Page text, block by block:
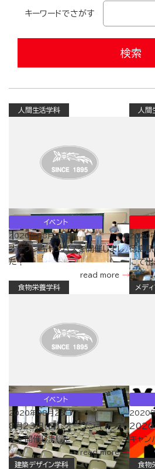
キーワードでさがす
人間生活学科
イベント
2020年08月26日
オープンキャンパスを開催しまし
た！
read more
人間
2020
徳島駅
にて出
食物栄養学科
イベント
2020年08月23日
8月23日（日）、オープンキャンパ
スを開催しました
read more
メデ
2020
2020
キャン
建築デザイン学科
食物